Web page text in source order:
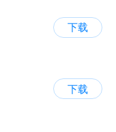
下载
下载